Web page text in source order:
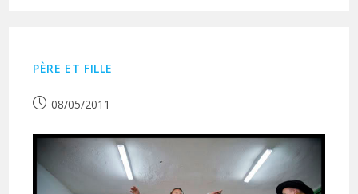
PÈRE ET FILLE
Publication
08/05/2011